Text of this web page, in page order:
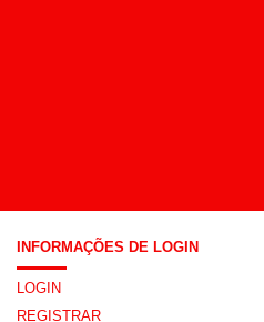
INFORMAÇÕES DE LOGIN
LOGIN
REGISTRAR